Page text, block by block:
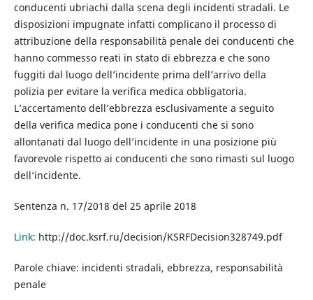
conducenti ubriachi dalla scena degli incidenti stradali. Le
disposizioni impugnate infatti complicano il processo di
attribuzione della responsabilità penale dei conducenti che
hanno commesso reati in stato di ebbrezza e che sono
fuggiti dal luogo dell’incidente prima dell’arrivo della
polizia per evitare la verifica medica obbligatoria.
L’accertamento dell’ebbrezza esclusivamente a seguito
della verifica medica pone i conducenti che si sono
allontanati dal luogo dell’incidente in una posizione più
favorevole rispetto ai conducenti che sono rimasti sul luogo
dell’incidente.
Sentenza n. 17/2018 del 25 aprile 2018
Link: http://doc.ksrf.ru/decision/KSRFDecision328749.pdf
Parole chiave: incidenti stradali, ebbrezza, responsabilità
penale